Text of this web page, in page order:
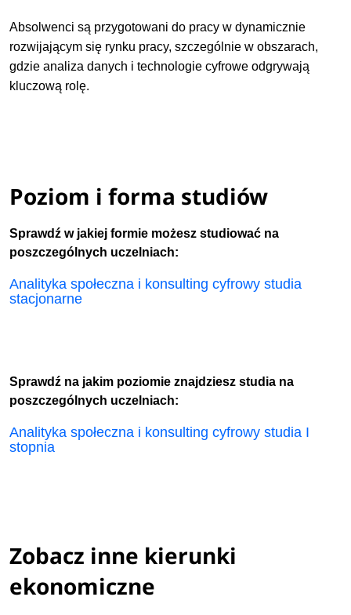
Absolwenci są przygotowani do pracy w dynamicznie
rozwijającym się rynku pracy, szczególnie w obszarach,
gdzie analiza danych i technologie cyfrowe odgrywają
kluczową rolę.
Poziom i forma studiów
Sprawdź w jakiej formie możesz studiować na
poszczególnych uczelniach:
Analityka społeczna i konsulting cyfrowy studia
stacjonarne
Sprawdź na jakim poziomie znajdziesz studia na
poszczególnych uczelniach:
Analityka społeczna i konsulting cyfrowy studia I
stopnia
Zobacz inne kierunki
ekonomiczne